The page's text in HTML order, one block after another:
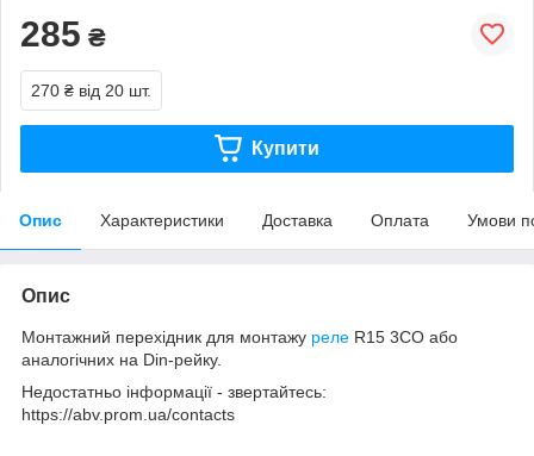
285 ₴
270 ₴ від 20 шт.
Купити
Опис Характеристики Доставка Оплата Умови
Опис
Монтажний перехідник для монтажу реле R15 3CO або
аналогічних на Din-рейку.
Недостатньо інформації - звертайтесь:
https://abv.prom.ua/contacts